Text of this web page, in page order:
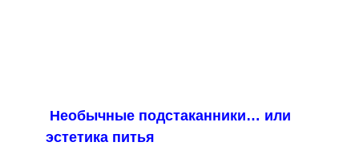
Необычные подстаканники… или
эстетика питья